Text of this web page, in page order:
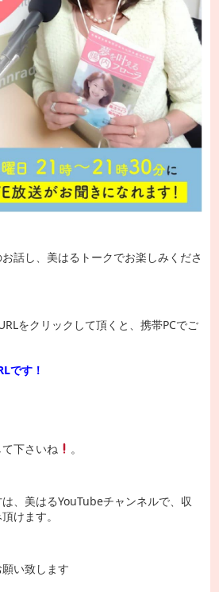
話し、美はるトークでお楽しみくださ
をクリックして頂くと、携帯PCでご
です！
下さいね 。
、美はるYouTubeチャンネルで、収
けます。
い致します